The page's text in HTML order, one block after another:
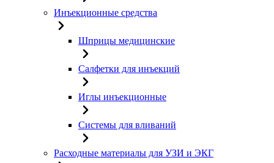
Инъекционные средства
Шприцы медицинские
Салфетки для инъекций
Иглы инъекционные
Системы для вливаний
Расходные материалы для УЗИ и ЭКГ